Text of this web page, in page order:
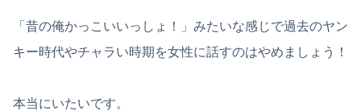
「昔の俺かっこいいっしょ！」みたいな感じで過去のヤン
キー時代やチャラい時期を女性に話すのはやめましょう！
本当にいたいです。